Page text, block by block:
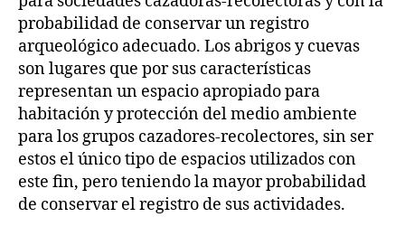
probabilidad de conservar un registro
arqueológico adecuado. Los abrigos y cuevas
son lugares que por sus características
representan un espacio apropiado para
habitación y protección del medio ambiente
para los grupos cazadores-recolectores, sin ser
estos el único tipo de espacios utilizados con
este fin, pero teniendo la mayor probabilidad
de conservar el registro de sus actividades.